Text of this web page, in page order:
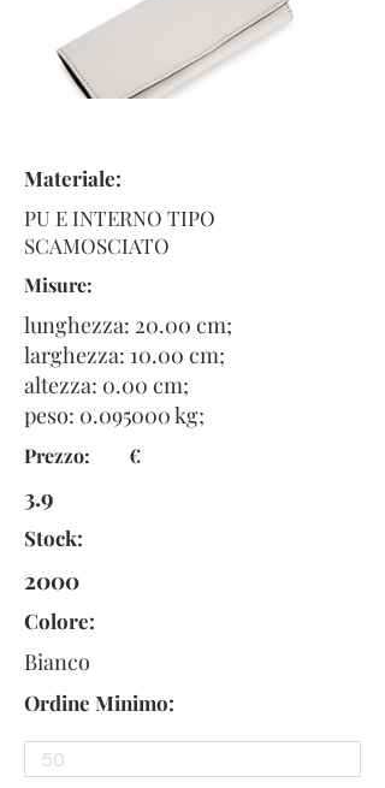
Materiale:
PU E INTERNO TIPO
SCAMOSCIATO
Misure:
lunghezza: 20.00 cm;
larghezza: 10.00 cm;
altezza: 0.00 cm;
peso: 0.095000kg;
Prezzo: €
3.9
Stock:
2000
Colore:
Bianco
Ordine Minimo: